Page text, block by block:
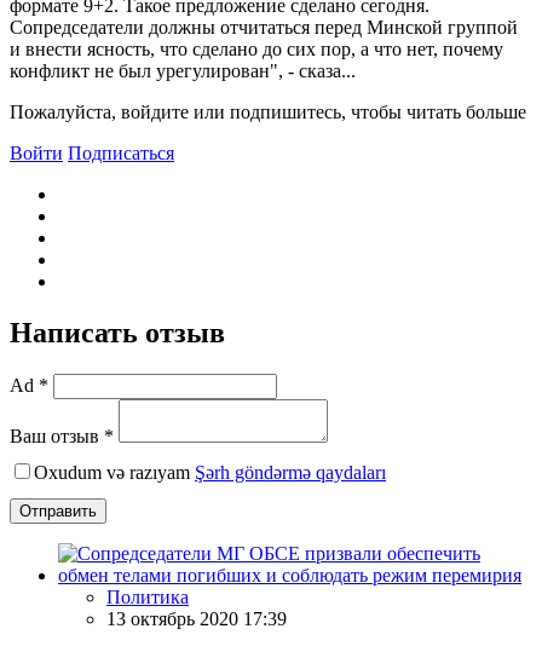
формате 9+2. Такое предложение сделано сегодня.
Сопредседатели должны отчитаться перед Минской группой
и внести ясность, что сделано до сих пор, а что нет, почему
конфликт не был урегулирован", - сказа...
Пожалуйста, войдите или подпишитесь, чтобы читать больше
Войти Подписаться
Написать отзыв
Ad *
Ваш отзыв *
Oxudum və razıyam Şərh göndərmə qaydaları
Отправить
Политика
13 октябрь 2020 17:39